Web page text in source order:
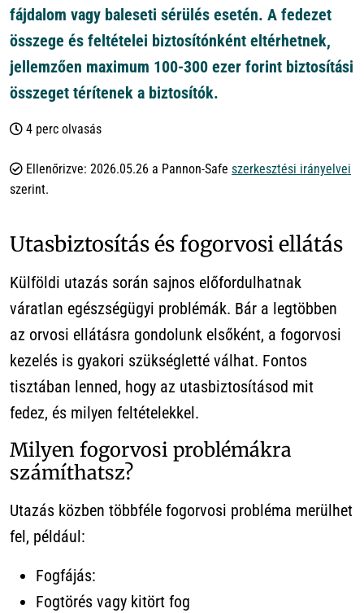
fájdalom vagy baleseti sérülés esetén. A fedezet
összege és feltételei biztosítónként eltérhetnek,
jellemzően maximum 100-300 ezer forint biztosítási
összeget térítenek a biztosítók.
4 perc olvasás
Ellenőrizve: 2026.05.26 a Pannon-Safe szerkesztési irányelvei
szerint.
Utasbiztosítás és fogorvosi ellátás
Külföldi utazás során sajnos előfordulhatnak
váratlan egészségügyi problémák. Bár a legtöbben
az orvosi ellátásra gondolunk elsőként, a fogorvosi
kezelés is gyakori szükségletté válhat. Fontos
tisztában lenned, hogy az utasbiztosításod mit
fedez, és milyen feltételekkel.
Milyen fogorvosi problémákra
számíthatsz?
Utazás közben többféle fogorvosi probléma merülhet
fel, például:
Fogfájás:
Fogtörés vagy kitört fog